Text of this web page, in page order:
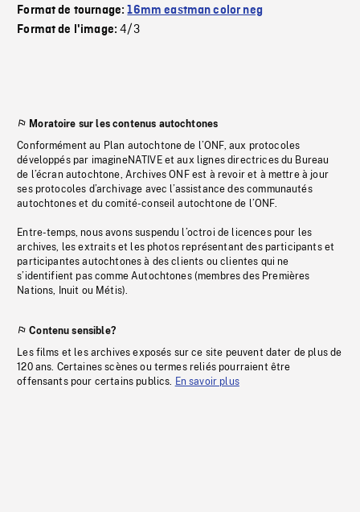
Format de tournage:16mm eastman color neg
Format de l'image:4/3
Moratoire sur les contenus autochtones
Conformément au Plan autochtone de l’ONF, aux protocoles
développés par imagineNATIVE et aux lignes directrices du Bureau
de l’écran autochtone, Archives ONF est à revoir et à mettre à jour
ses protocoles d’archivage avec l’assistance des communautés
autochtones et du comité-conseil autochtone de l’ONF.
Entre-temps, nous avons suspendu l’octroi de licences pour les
archives, les extraits et les photos représentant des participants et
participantes autochtones à des clients ou clientes qui ne
s’identifient pas comme Autochtones (membres des Premières
Nations, Inuit ou Métis).
Contenu sensible?
Les films et les archives exposés sur ce site peuvent dater de plus de
120 ans. Certaines scènes ou termes reliés pourraient être
offensants pour certains publics. En savoir plus